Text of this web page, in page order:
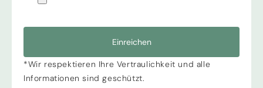
Einreichen
*Wir respektieren Ihre Vertraulichkeit und alle
Informationen sind geschützt.